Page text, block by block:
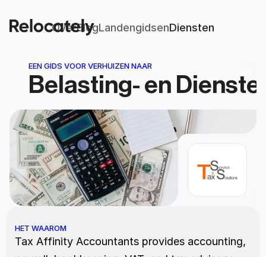
OverBlogLandengidsenDiensten
EEN GIDS VOOR VERHUIZEN NAAR
Belasting- en
HET WAAROM
Tax Affinity Accountants provides accounting,